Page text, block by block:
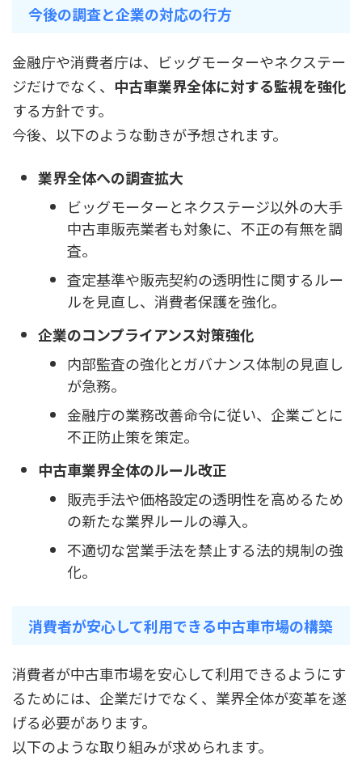
今後の調査と企業の対応の行方
金融庁や消費者庁は、ビッグモーターやネクステー
ジだけでなく、 中古車業界全体に対する監視を強化
する方針です。
今後、以下のような動きが予想されます。
業界全体への調査拡大
ビッグモーターとネクステージ以外の大手
中古車販売業者も対象に、不正の有無を調
査。
査定基準や販売契約の透明性に関するルー
ルを見直し、消費者保護を強化。
企業のコンプライアンス対策強化
内部監査の強化とガバナンス体制の見直し
が急務。
金融庁の業務改善命令に従い、企業ごとに
不正防止策を策定。
中古車業界全体のルール改正
販売手法や価格設定の透明性を高めるため
の新たな業界ルールの導入。
不適切な営業手法を禁止する法的規制の強
化。
消費者が安心して利用できる中古車市場の構築
消費者が中古車市場を安心して利用できるようにす
るためには、企業だけでなく、業界全体が変革を遂
げる必要があります。
以下のような取り組みが求められます。